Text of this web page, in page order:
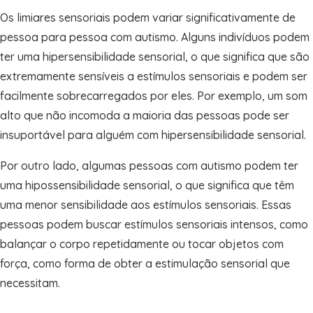
Os limiares sensoriais podem variar significativamente de
pessoa para pessoa com autismo. Alguns indivíduos podem
ter uma hipersensibilidade sensorial, o que significa que são
extremamente sensíveis a estímulos sensoriais e podem ser
facilmente sobrecarregados por eles. Por exemplo, um som
alto que não incomoda a maioria das pessoas pode ser
insuportável para alguém com hipersensibilidade sensorial.
Por outro lado, algumas pessoas com autismo podem ter
uma hipossensibilidade sensorial, o que significa que têm
uma menor sensibilidade aos estímulos sensoriais. Essas
pessoas podem buscar estímulos sensoriais intensos, como
balançar o corpo repetidamente ou tocar objetos com
força, como forma de obter a estimulação sensorial que
necessitam.